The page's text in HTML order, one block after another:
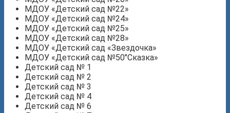
МДОУ «Детский сад №22»
МДОУ «Детский сад №24»
МДОУ «Детский сад №25»
МДОУ «Детский сад №28»
МДОУ «Детский сад «Звездочка»
МДОУ «Детский сад №50″Сказка»
Детский сад № 1
Детский сад № 2
Детский сад № 3
Детский сад № 4
Детский сад № 6